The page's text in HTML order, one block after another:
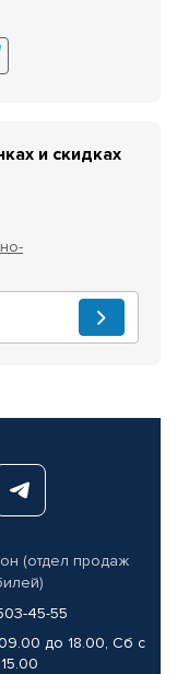
и скидках
(отдел продаж
45-55
до 18.00, Сб с